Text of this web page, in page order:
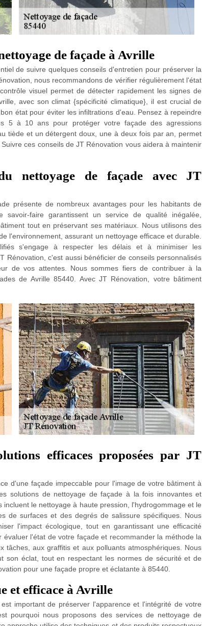
de façade à Avrille
de suivre quelques conseils d'entretien pour préserver la
nous recommandons de vérifier régulièrement l'état
visuel permet de détecter rapidement les signes de
avec son climat {spécificité climatique}, il est crucial de
état pour éviter les infiltrations d'eau. Pensez à repeindre
5 à 10 ans pour protéger votre façade des agressions
tiède et un détergent doux, une à deux fois par an, permet
ces conseils de JT Rénovation vous aidera à maintenir
nettoyage de façade avec JT
présente de nombreux avantages pour les habitants de
faire garantissent un service de qualité inégalée,
tout en préservant ses matériaux. Nous utilisons des
l'environnement, assurant un nettoyage efficace et durable.
s'engage à respecter les délais et à minimiser les
Rénovation, c'est aussi bénéficier de conseils personnalisés
de vos attentes. Nous sommes fiers de contribuer à la
de Avrille 85440. Avec JT Rénovation, votre bâtiment
efficaces proposées par JT
d'une façade impeccable pour l'image de votre bâtiment à
solutions de nettoyage de façade à la fois innovantes et
le nettoyage à haute pression, l'hydrogommage et le
de surfaces et des degrés de salissure spécifiques. Nous
l'impact écologique, tout en garantissant une efficacité
l'état de votre façade et recommander la méthode la
tâches, aux graffitis et aux polluants atmosphériques. Nous
son éclat, tout en respectant les normes de sécurité et de
pour une façade propre et éclatante à 85440.
et efficace à Avrille
important de préserver l'apparence et l'intégrité de votre
pourquoi nous proposons des services de nettoyage de